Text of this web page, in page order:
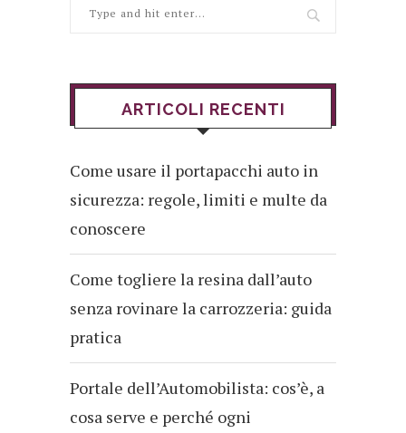
ARTICOLI RECENTI
Come usare il portapacchi auto in
sicurezza: regole, limiti e multe da
conoscere
Come togliere la resina dall’auto
senza rovinare la carrozzeria: guida
pratica
Portale dell’Automobilista: cos’è, a
cosa serve e perché ogni